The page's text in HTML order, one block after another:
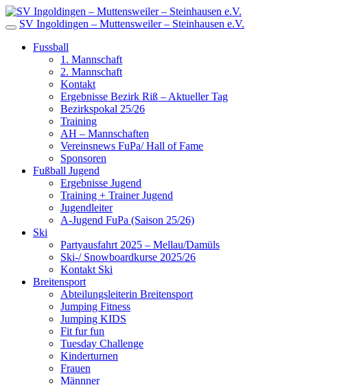
SV Ingoldingen – Muttensweiler – Steinhausen e.V.
Fussball
1. Mannschaft
2. Mannschaft
Kontakt
Ergebnisse Bezirk Riß – Aktueller Tag
Bezirkspokal 25/26
Training
AH – Mannschaften
Vereinsnews FuPa/ Hall of Fame
Sponsoren
Fußball Jugend
Ergebnisse Jugend
Training + Trainer Jugend
Jugendleiter
A-Jugend FuPa (Saison 25/26)
Ski
Partyausfahrt 2025 – Mellau/Damüls
Ski-/ Snowboardkurse 2025/26
Kontakt Ski
Breitensport
Abteilungsleiterin Breitensport
Jumping Fitness
Jumping KIDS
Fit fur fun
Tuesday Challenge
Kinderturnen
Frauen
Männner